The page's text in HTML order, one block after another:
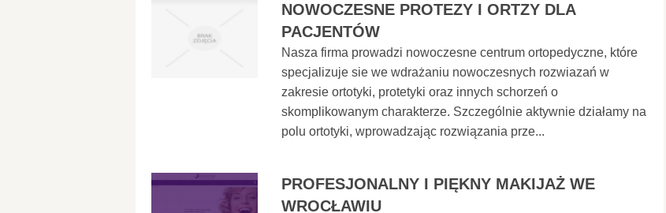
NOWOCZESNE PROTEZY I ORTZY DLA
PACJENTÓW
Nasza firma prowadzi nowoczesne centrum ortopedyczne, które
specjalizuje sie we wdrażaniu nowoczesnych rozwiazań w
zakresie ortotyki, protetyki oraz innych schorzeń o
skomplikowanym charakterze. Szczególnie aktywnie działamy na
polu ortotyki, wprowadzając rozwiązania prze...
PROFESJONALNY I PIĘKNY MAKIJAŻ WE
WROCŁAWIU